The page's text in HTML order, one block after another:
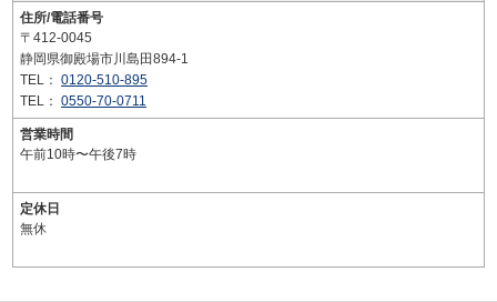
住所/電話番号
〒412-0045
静岡県御殿場市川島田894-1
TEL： 0120-510-895
TEL： 0550-70-0711
営業時間
午前10時〜午後7時
定休日
無休